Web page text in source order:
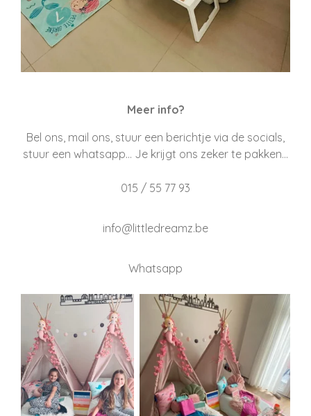
Meer info?
Bel ons, mail ons, stuur een berichtje via de socials,
stuur een whatsapp... Je krijgt ons zeker te pakken...
015 / 55 77 93
info@littledreamz.be
Whatsapp